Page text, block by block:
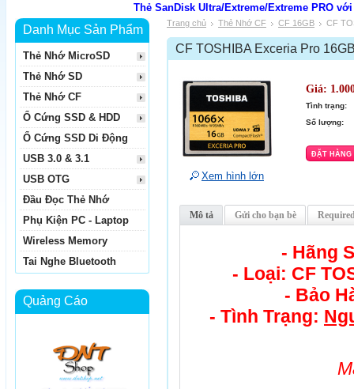
Thẻ SanDisk Ultra/Extreme/Extreme PRO
Trang chủ Thẻ Nhớ CF CF 16GB CF
CF TOSHIBA Exceria Pro
Xem hình lớn
Giá:
Tình trạng:
Số lượng:
Mô tả Gửi cho bạn bè
- Hãng
- Loại: CF
- Bảo
- Tình Trạng:
Danh Mục Sản Phẩm
Thẻ Nhớ MicroSD
Thẻ Nhớ SD
Thẻ Nhớ CF
Ổ Cứng SSD & HDD
Ổ Cứng SSD Di Động
USB 3.0 & 3.1
USB OTG
Đầu Đọc Thẻ Nhớ
Phụ Kiện PC - Laptop
Wireless Memory
Tai Nghe Bluetooth
Quảng Cáo